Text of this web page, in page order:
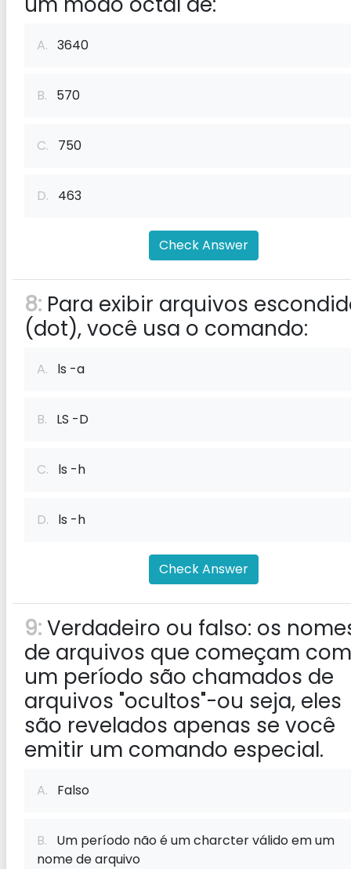
A. 3640
B. 570
C. 750
D. 463
Check Answer
8: Para exibir arquivos
(dot), você usa o comando:
A. ls -a
B. LS -D
C. ls -h
D. ls -h
Check Answer
9:Verdadeiro ou falso: os
de arquivos que começam com
um período são chamados de
arquivos "ocultos"-ou seja, eles
são revelados apenas se você
emitir um comando especial.
A. Falso
B. Um período não é um charcter válido em um
nome de arquivo